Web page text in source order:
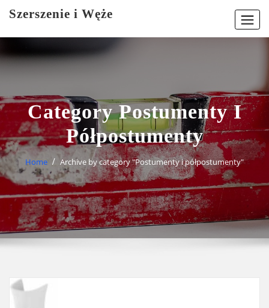
Szerszenie i Węże
Category Postumenty I
Półpostumenty
Home Archive by category "Postumenty i półpostumenty"